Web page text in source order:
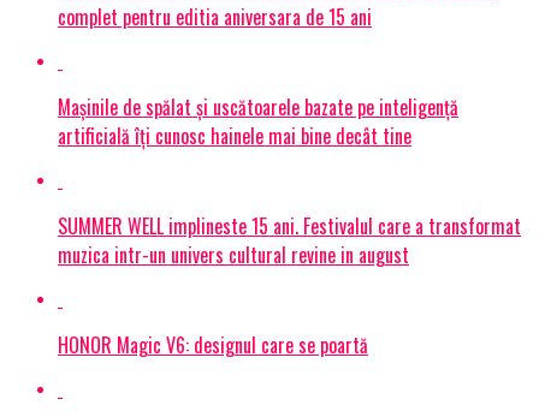
complet pentru editia aniversara de 15 ani
Mașinile de spălat și uscătoarele bazate pe inteligență
artificială îți cunosc hainele mai bine decât tine
SUMMER WELL implineste 15 ani. Festivalul care a transformat
muzica intr-un univers cultural revine in august
HONOR Magic V6: designul care se poartă